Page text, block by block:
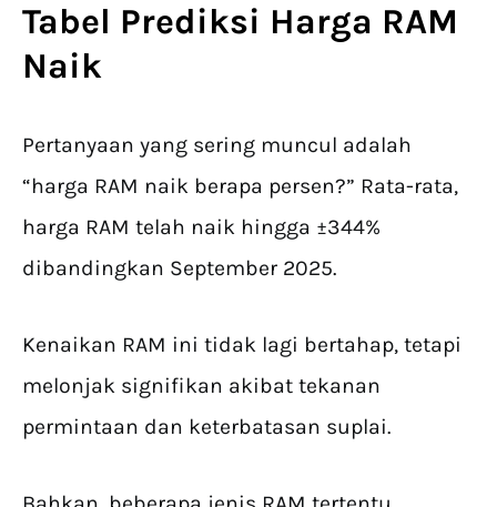
Tabel Prediksi Harga RAM
Naik
Pertanyaan yang sering muncul adalah
“harga RAM naik berapa persen?” Rata-rata,
harga RAM telah naik hingga ±344%
dibandingkan September 2025.
Kenaikan RAM ini tidak lagi bertahap, tetapi
melonjak signifikan akibat tekanan
permintaan dan keterbatasan suplai.